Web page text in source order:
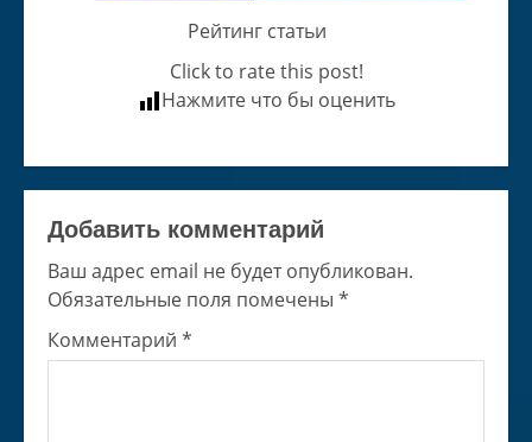
Рейтинг статьи
Click to rate this post!
Нажмите что бы оценить
Добавить комментарий
Ваш адрес email не будет опубликован.
Обязательные поля помечены *
Комментарий *